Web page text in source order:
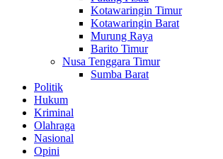
Kotawaringin Timur
Kotawaringin Barat
Murung Raya
Barito Timur
Nusa Tenggara Timur
Sumba Barat
Politik
Hukum
Kriminal
Olahraga
Nasional
Opini